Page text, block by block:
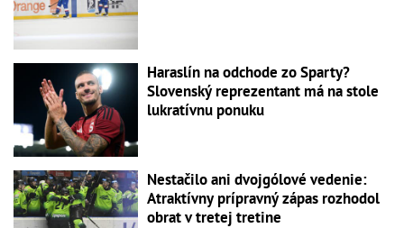
Haraslín na odchode zo Sparty?
Slovenský reprezentant má na stole
lukratívnu ponuku
Nestačilo ani dvojgólové vedenie:
Atraktívny prípravný zápas rozhodol
obrat v tretej tretine